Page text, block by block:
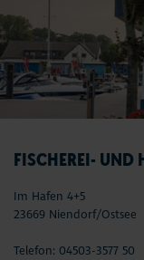
FISCHEREI-
Im Hafen 4+5
23669 Niendorf/Ostsee
Telefon: 04503-3577 50